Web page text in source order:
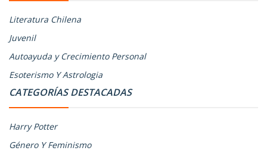
Literatura Chilena
Juvenil
Autoayuda y Crecimiento Personal
Esoterismo Y Astrologia
CATEGORÍAS DESTACADAS
Harry Potter
Género Y Feminismo